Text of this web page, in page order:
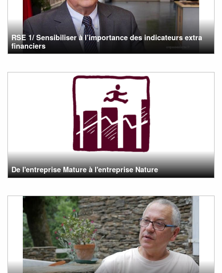
RSE 1/ Sensibiliser à l’importance des indicateurs extra
financiers
De l'entreprise Mature à l'entreprise Nature